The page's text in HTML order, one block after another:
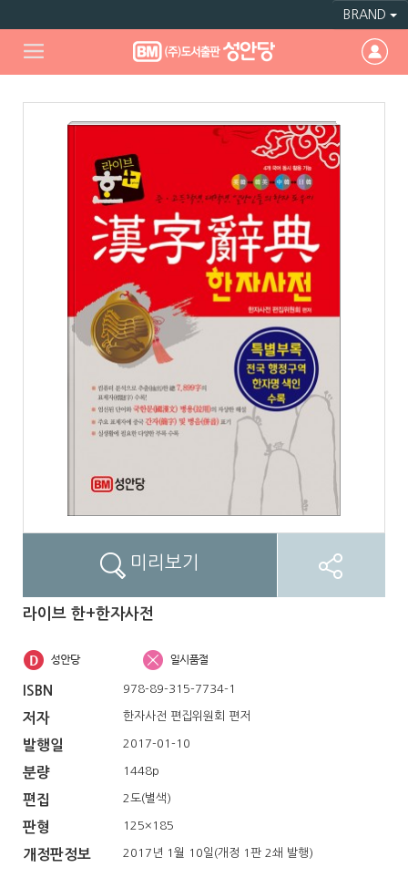
BRAND
미리보기
라이브 한+한자사전
ISBN 978-89-315-7734-1
저자 한자사전 편집위원회 편저
발행일 2017-01-10
분량 1448p
편집 2도(별색)
판형 125×185
개정판정보 2017년 1월 10일(개정 1판 2쇄 발행)